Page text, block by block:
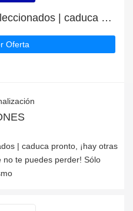
3 Por 2 en productos seleccionados | caduca pronto
Oferta
| caduca pronto, ¡hay otras
te puedes perder! Sólo